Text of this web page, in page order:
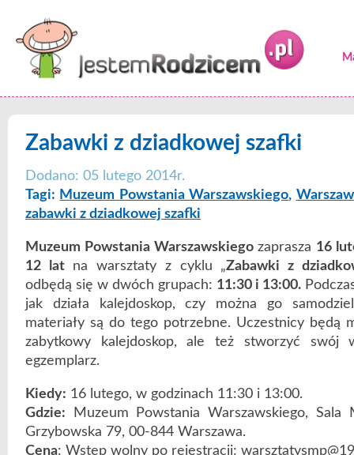
Zabawki z dziadkowej szafki
Dodano: 05 lutego 2014r.
Tagi: Muzeum Powstania Warszawskiego,
zabawki z dziadkowej szafki
Muzeum Powstania Warszawskiegozaprasza 16
12 latna warsztaty z cyklu „Zabawki z
odbędą się w dwóch grupach: 11:30 i 13:00.
jak działa kalejdoskop, czy można go
materiały są do tego potrzebne. Uczestnicy będą
zabytkowy kalejdoskop, ale też stworzyć swój
egzemplarz.
Kiedy: 16 lutego, w godzinach 11:30 i 13:00.
Gdzie: Muzeum Powstania Warszawskiego, Sala
Grzybowska 79, 00-844 Warszawa.
Cena: Wstęp wolny po rejestracji: